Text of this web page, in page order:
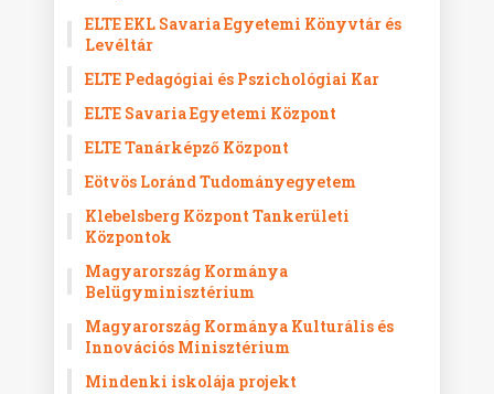
ELTE EKL Savaria Egyetemi Könyvtár és
Levéltár
ELTE Pedagógiai és Pszichológiai Kar
ELTE Savaria Egyetemi Központ
ELTE Tanárképző Központ
Eötvös Loránd Tudományegyetem
Klebelsberg Központ Tankerületi
Központok
Magyarország Kormánya
Belügyminisztérium
Magyarország Kormánya Kulturális és
Innovációs Minisztérium
Mindenki iskolája projekt